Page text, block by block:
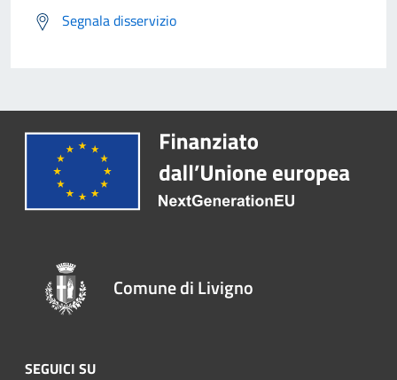
Segnala disservizio
Comune di Livigno
SEGUICI SU